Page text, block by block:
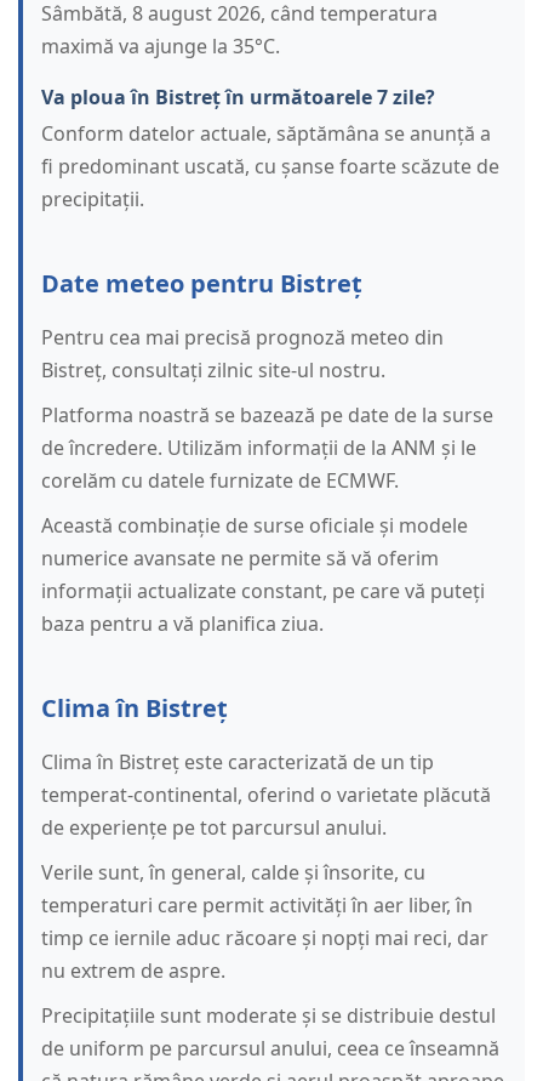
Sâmbătă, 8 august 2026, când temperatura
maximă va ajunge la 35°C.
Va ploua în Bistreț în următoarele 7 zile?
Conform datelor actuale, săptămâna se anunță a
fi predominant uscată, cu șanse foarte scăzute de
precipitații.
Date meteo pentru Bistreț
Pentru cea mai precisă prognoză meteo din
Bistreț, consultați zilnic site-ul nostru.
Platforma noastră se bazează pe date de la surse
de încredere. Utilizăm informații de la ANM și le
corelăm cu datele furnizate de ECMWF.
Această combinație de surse oficiale și modele
numerice avansate ne permite să vă oferim
informații actualizate constant, pe care vă puteți
baza pentru a vă planifica ziua.
Clima în Bistreț
Clima în Bistreț este caracterizată de un tip
temperat-continental, oferind o varietate plăcută
de experiențe pe tot parcursul anului.
Verile sunt, în general, calde și însorite, cu
temperaturi care permit activități în aer liber, în
timp ce iernile aduc răcoare și nopți mai reci, dar
nu extrem de aspre.
Precipitațiile sunt moderate și se distribuie destul
de uniform pe parcursul anului, ceea ce înseamnă